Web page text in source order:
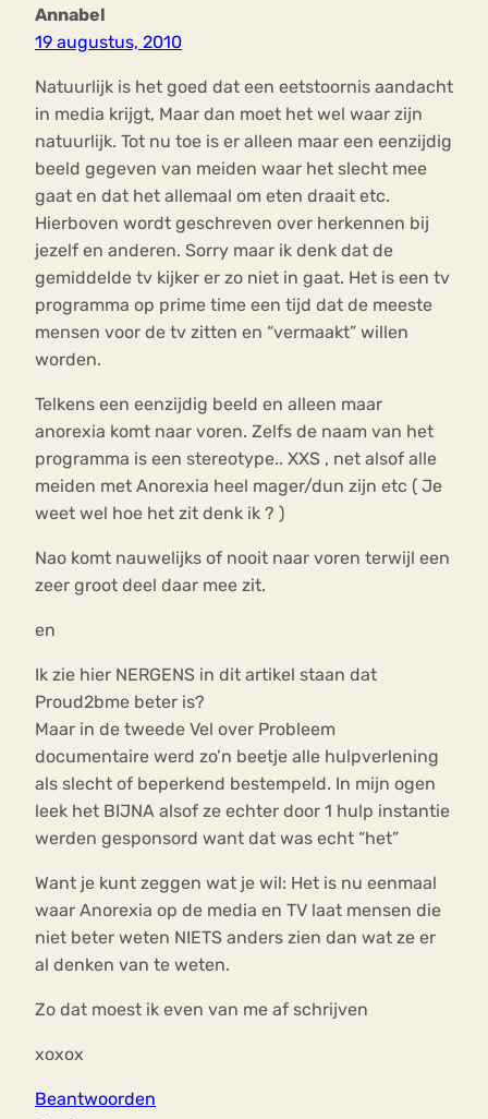
Annabel
19 augustus, 2010
Natuurlijk is het goed dat een eetstoornis aandacht
in media krijgt, Maar dan moet het wel waar zijn
natuurlijk. Tot nu toe is er alleen maar een eenzijdig
beeld gegeven van meiden waar het slecht mee
gaat en dat het allemaal om eten draait etc.
Hierboven wordt geschreven over herkennen bij
jezelf en anderen. Sorry maar ik denk dat de
gemiddelde tv kijker er zo niet in gaat. Het is een tv
programma op prime time een tijd dat de meeste
mensen voor de tv zitten en “vermaakt” willen
worden.
Telkens een eenzijdig beeld en alleen maar
anorexia komt naar voren. Zelfs de naam van het
programma is een stereotype.. XXS , net alsof alle
meiden met Anorexia heel mager/dun zijn etc ( Je
weet wel hoe het zit denk ik ? )
Nao komt nauwelijks of nooit naar voren terwijl een
zeer groot deel daar mee zit.
en
Ik zie hier NERGENS in dit artikel staan dat
Proud2bme beter is?
Maar in de tweede Vel over Probleem
documentaire werd zo’n beetje alle hulpverlening
als slecht of beperkend bestempeld. In mijn ogen
leek het BIJNA alsof ze echter door 1 hulp instantie
werden gesponsord want dat was echt “het”
Want je kunt zeggen wat je wil: Het is nu eenmaal
waar Anorexia op de media en TV laat mensen die
niet beter weten NIETS anders zien dan wat ze er
al denken van te weten.
Zo dat moest ik even van me af schrijven
xoxox
Beantwoorden